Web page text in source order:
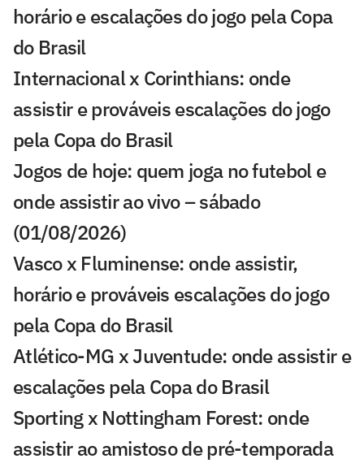
horário e escalações do jogo pela Copa
do Brasil
Internacional x Corinthians: onde
assistir e prováveis escalações do jogo
pela Copa do Brasil
Jogos de hoje: quem joga no futebol e
onde assistir ao vivo – sábado
(01/08/2026)
Vasco x Fluminense: onde assistir,
horário e prováveis escalações do jogo
pela Copa do Brasil
Atlético-MG x Juventude: onde assistir e
escalações pela Copa do Brasil
Sporting x Nottingham Forest: onde
assistir ao amistoso de pré-temporada